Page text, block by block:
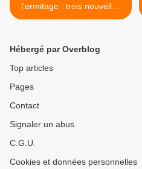
l'ermitage : trois nouvelles
expositions
Hébergé par Overblog
Top articles
Pages
Contact
Signaler un abus
C.G.U.
Cookies et données personnelles